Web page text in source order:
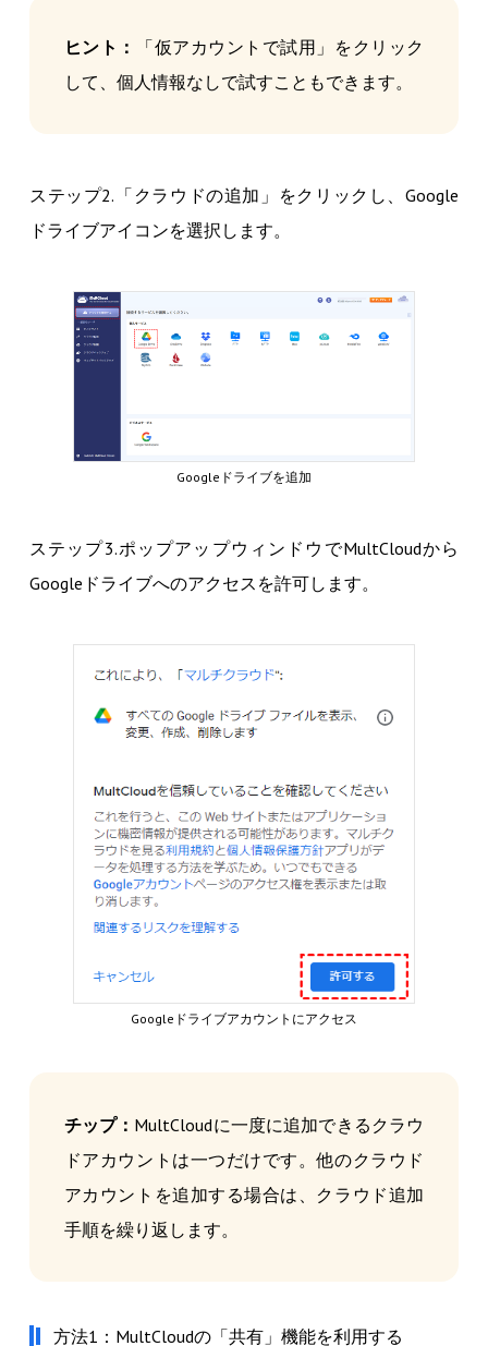
ヒント：
「仮アカウントで試用」をクリック
して、個人情報なしで試すこともできます。
ステップ2.「クラウドの追加」をクリックし、Google
ドライブアイコンを選択します。
Googleドライブを追加
ステップ3.ポップアップウィンドウでMultCloudから
Googleドライブへのアクセスを許可します。
Googleドライブアカウントにアクセス
チップ： MultCloudに一度に追加できるクラウ
ドアカウントは一つだけです。他のクラウド
アカウントを追加する場合は、クラウド追加
手順を繰り返します。
方法1：MultCloudの「共有」機能を利用する